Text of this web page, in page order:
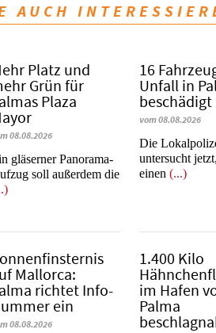
AUCH
Platz und
Grün für
Plaza
08.08.2026
gläserner Panorama-
soll außerdem die
16
Unfall in
beschädigt
vom 08.08.2026
Die
untersucht
einen(...)
Mallorca:
richtet Info-
ein
08.08.2026
1.400 Kilo
im Hafen
Palma